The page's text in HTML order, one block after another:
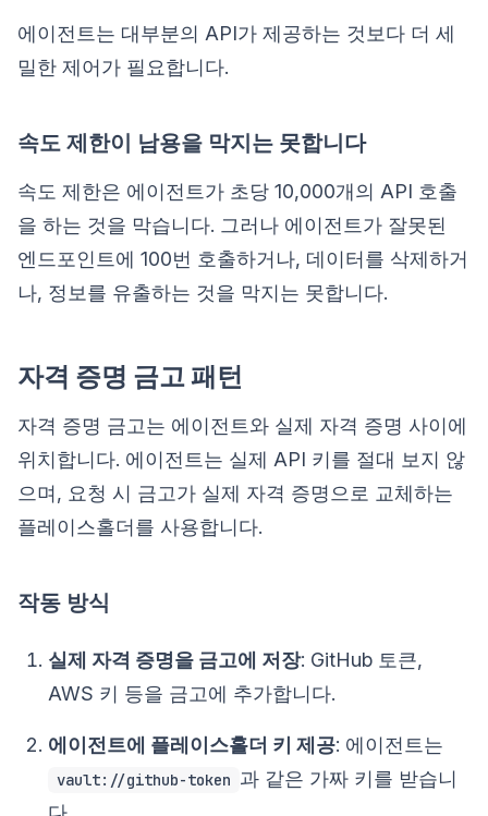
에이전트는 대부분의 API가 제공하는 것보다 더 세
밀한 제어가 필요합니다.
속도 제한이 남용을 막지는 못합니다
속도 제한은 에이전트가 초당 10,000개의 API 호출
을 하는 것을 막습니다. 그러나 에이전트가 잘못된
엔드포인트에 100번 호출하거나, 데이터를 삭제하거
나, 정보를 유출하는 것을 막지는 못합니다.
자격 증명 금고 패턴
자격 증명 금고는 에이전트와 실제 자격 증명 사이에
위치합니다. 에이전트는 실제 API 키를 절대 보지 않
으며, 요청 시 금고가 실제 자격 증명으로 교체하는
플레이스홀더를 사용합니다.
작동 방식
실제 자격 증명을 금고에 저장: GitHub 토큰,
AWS 키 등을 금고에 추가합니다.
에이전트에 플레이스홀더 키 제공: 에이전트는
vault://github-token 과 같은 가짜 키를 받습니